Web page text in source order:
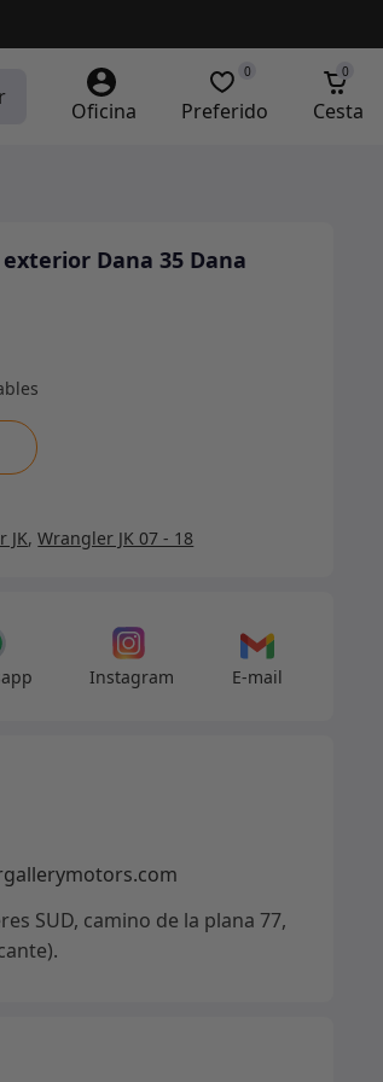
Oficina Preferido
0
Cesta
0
Dana 35 Dana
JK,Wrangler JK 07 - 18
Instagram E-mail
SUD, camino de la plana 77,